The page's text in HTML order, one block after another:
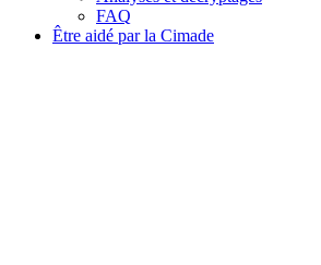
FAQ
Être aidé par la Cimade